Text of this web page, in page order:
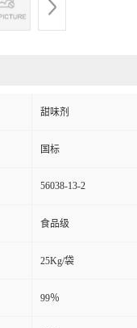
甜味剂
国标
56038-13-2
食品级
25Kg/袋
99％